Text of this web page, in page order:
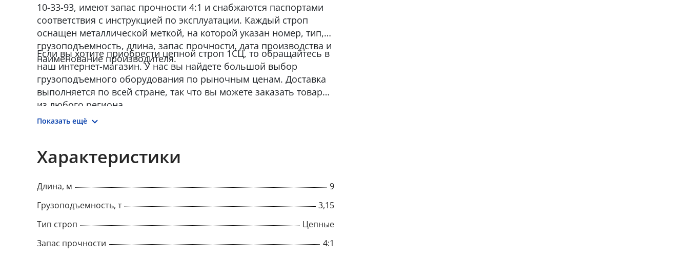
10-33-93, имеют запас прочности 4:1 и снабжаются паспортами
соответствия с инструкцией по эксплуатации. Каждый строп
оснащен металлической меткой, на которой указан номер, тип,
грузоподъемность, длина, запас прочности, дата производства и
наименование производителя.
Если вы хотите приобрести цепной строп 1СЦ, то обращайтесь в
наш интернет-магазин. У нас вы найдете большой выбор
грузоподъемного оборудования по рыночным ценам. Доставка
выполняется по всей стране, так что вы можете заказать товар
из любого региона.
Показать ещё
Характеристики
Длина, м
9
Грузоподъемность, т
3,15
Тип строп
Цепные
Запас прочности
4:1